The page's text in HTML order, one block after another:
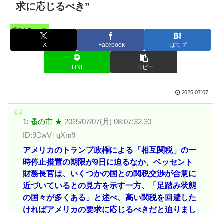
求に応じるべき”
憤まんニュース
X Facebook はてブ
LINE コピー
2025.07.07
1: 蚤の市 ★ 2025/07/07(月) 08:07:32.30
ID:9CwV+qXm9
アメリカのトランプ政権による「相互関税」の一
時停止措置の期限が9日に迫るなか、ベッセント
財務長官は、いくつかの国との関税交渉が合意に
近づいているとの見方を示す一方、「足踏み状態
の国々が多くある」と述べ、高い関税を回避した
ければアメリカの要求に応じるべきだと迫りまし